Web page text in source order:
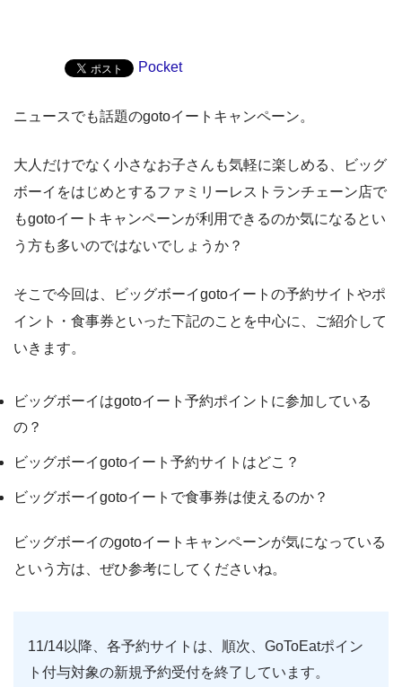
Pocket
ニュースでも話題のgotoイートキャンペーン。
大人だけでなく小さなお子さんも気軽に楽しめる、ビッグ
ボーイをはじめとするファミリーレストランチェーン店で
もgotoイートキャンペーンが利用できるのか気になるとい
う方も多いのではないでしょうか？
そこで今回は、ビッグボーイgotoイートの予約サイトやポ
イント・食事券といった下記のことを中心に、ご紹介して
いきます。
ビッグボーイはgotoイート予約ポイントに参加している
の？
ビッグボーイgotoイート予約サイトはどこ？
ビッグボーイgotoイートで食事券は使えるのか？
ビッグボーイのgotoイートキャンペーンが気になっている
という方は、ぜひ参考にしてくださいね。
11/14以降、各予約サイトは、順次、GoToEatポイン
ト付与対象の新規予約受付を終了しています。